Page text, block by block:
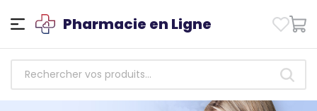
Pharmacie en Ligne